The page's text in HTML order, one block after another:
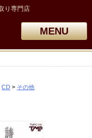
り専門店
MENU
CD
その他